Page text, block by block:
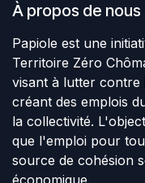
À propos de nous
Papiole est une
Territoire Zéro
visant à lutter contre
créant des emplois
la collectivité.
que l'emploi pour
source de cohésion